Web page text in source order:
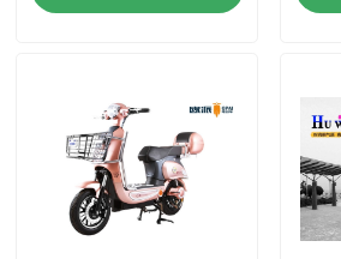
Vespa eléctrica de la movilidad
Vespa eléctrica del pedal
Vespa eléctrica de las señoras